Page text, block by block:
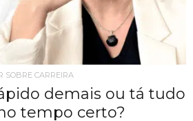
SOBRE CARREIRA
demais ou tá tudo
tempo certo?